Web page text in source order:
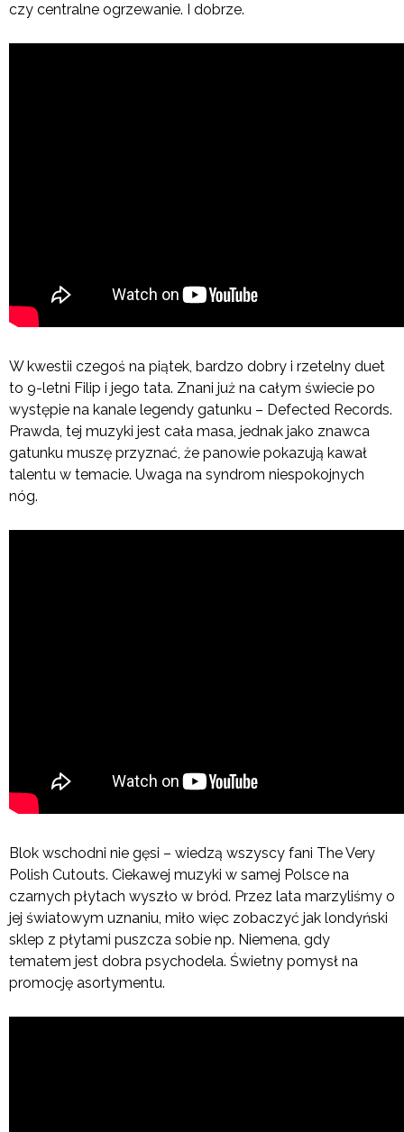
czy centralne ogrzewanie. I dobrze.
W kwestii czegoś na piątek, bardzo dobry i rzetelny duet
to 9-letni Filip i jego tata. Znani już na całym świecie po
występie na kanale legendy gatunku ­– Defected Records.
Prawda, tej muzyki jest cała masa, jednak jako znawca
gatunku muszę przyznać, że panowie pokazują kawał
talentu w temacie. Uwaga na syndrom niespokojnych
nóg.
Blok wschodni nie gęsi – wiedzą wszyscy fani The Very
Polish Cutouts. Ciekawej muzyki w samej Polsce na
czarnych płytach wyszło w bród. Przez lata marzyliśmy o
jej światowym uznaniu, miło więc zobaczyć jak londyński
sklep z płytami puszcza sobie np. Niemena, gdy
tematem jest dobra psychodela. Świetny pomysł na
promocję asortymentu.